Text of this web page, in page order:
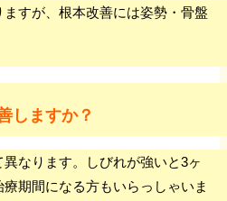
すが、根本改善には姿勢・骨盤
しますか？
なります。しびれが強いと3ヶ
療期間になる方もいらっしゃいま